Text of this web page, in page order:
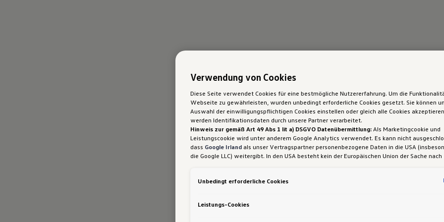
Verwendung von Cookies
Diese Seite verwendet Cookies für eine bestmögliche Nutzererfahrung. Um die
Webseite zu gewährleisten, wurden unbedingt erforderliche Cookies gesetzt. Sie können
Auswahl der einwilligungspflichtigen Cookies einstellen oder gleich alle Cookies
werden Identifikationsdaten durch unsere Partner verarbeitet.
Hinweis zur gemäß Art 49 Abs 1 lit a) DSGVO Datenübermittlung:Als Marketingcookie und
Leistungscookie wird unter anderem Google Analytics verwendet. Es kann nicht
dass Google Irland als unser Vertragspartner personenbezogene Daten in die USA
die Google LLC) weitergibt. In den USA besteht kein der Europäischen Union der Sache nach
nicht wirksam durchsetzen können, in den USA keine Datenschutzgrundsätze bestehen,
Daten erlangen können, wobei Eingriffe in Ihre persönlichen Rechte und Freiheiten nicht
Notwendige beschränkt sind.
Unbedingt erforderliche Cookies
Leistungs-Cookies